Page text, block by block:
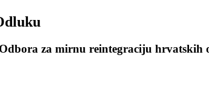
za mirnu reintegraciju